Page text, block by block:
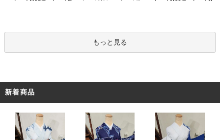
もっと見る
新着商品